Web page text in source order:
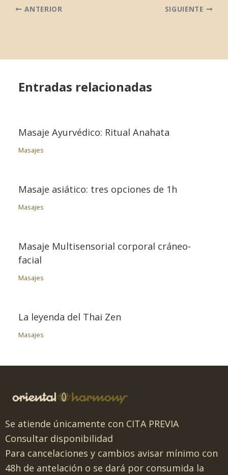
ANTERIOR SIGUIENTE
Entradas relacionadas
Masaje Ayurvédico: Ritual Anahata
Masajes
Masaje asiático: tres opciones de 1h
Masajes
Masaje Multisensorial corporal cráneo-
facial
Masajes
La leyenda del Thai Zen
Masajes
Se atiende únicamente con CITA PREVIA
Consultar disponibilidad
Para cancelaciones y cambios avisar mínimo con
48h de antelación o se dará por consumida la